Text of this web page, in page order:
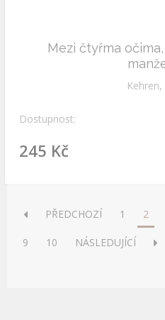
Mezi čtyřma
Dostupnost:
245 Kč
PŘEDCHOZÍ 1 2
9 10 NÁSLEDUJÍCÍ